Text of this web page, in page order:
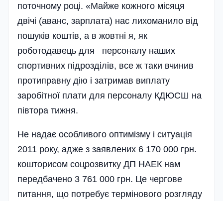
поточному році. «Майже кожного місяця
двічі (аванс, зарплата) нас лихоманило від
пошуків коштів, а в жовтні я, як
роботодавець для персо­налу наших
спортивних підрозділів, все ж таки вчинив
протиправну дію і затримав виплату
заробітної плати для персоналу КДЮСШ на
півтора тижня­.
Не надає особливого оптимізму і ситуація
2011 року, адже з заявлених 6 170 000 грн.
кошторисом соцрозвитку ДП НАЕК нам
передбачено 3 761 000 грн. Це чергове
питання, що потребує термінового розгляду